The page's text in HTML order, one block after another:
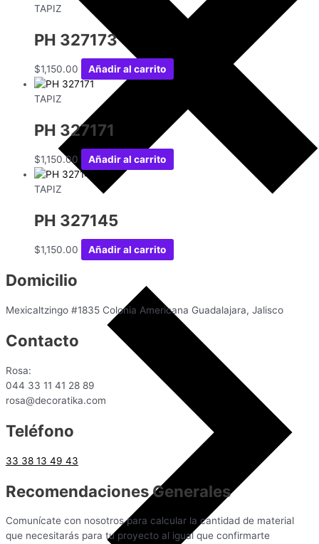
TAPIZ
PH 327173
$1,150.00 Añadir al carrito
TAPIZ
PH 327171
$1,150.00 Añadir al carrito
TAPIZ
PH 327145
$1,150.00 Añadir al carrito
Domicilio
Mexicaltzingo #1835 Colonia Americana Guadalajara, Jalisco
Contacto
Rosa:
044 33 11 41 28 89
rosa@decoratika.com
Teléfono
33 38 13 49 43
Recomendaciones Generales
Comunícate con nosotros para calcular la cantidad de material
que necesitarás para tu proyecto al igual que confirmarte